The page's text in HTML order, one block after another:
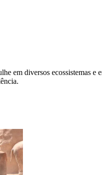
em diversos ecossistemas